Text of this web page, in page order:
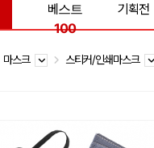
베스트
100
기획전
마스크 스티커/인쇄마스크